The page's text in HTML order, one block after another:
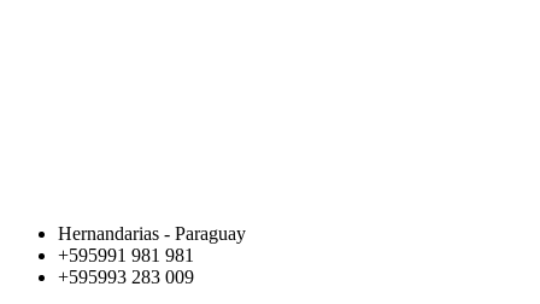
Hernandarias - Paraguay
+595991 981 981
+595993 283 009